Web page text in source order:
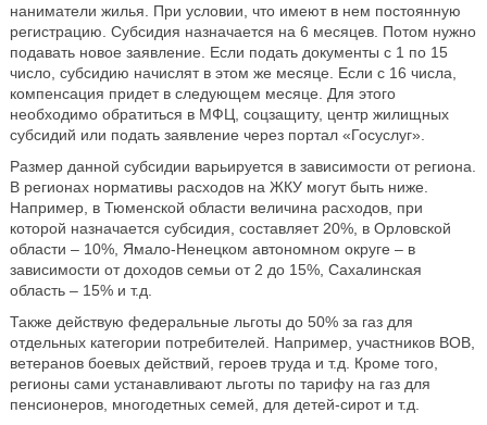
наниматели жилья. При условии, что имеют в нем постоянную
регистрацию. Субсидия назначается на 6 месяцев. Потом нужно
подавать новое заявление. Если подать документы с 1 по 15
число, субсидию начислят в этом же месяце. Если с 16 числа,
компенсация придет в следующем месяце. Для этого
необходимо обратиться в МФЦ, соцзащиту, центр жилищных
субсидий или подать заявление через портал «Госуслуг».
Размер данной субсидии варьируется в зависимости от региона.
В регионах нормативы расходов на ЖКУ могут быть ниже.
Например, в Тюменской области величина расходов, при
которой назначается субсидия, составляет 20%, в Орловской
области – 10%, Ямало-Ненецком автономном округе – в
зависимости от доходов семьи от 2 до 15%, Сахалинская
область – 15% и т.д.
Также действую федеральные льготы до 50% за газ для
отдельных категории потребителей. Например, участников ВОВ,
ветеранов боевых действий, героев труда и т.д. Кроме того,
регионы сами устанавливают льготы по тарифу на газ для
пенсионеров, многодетных семей, для детей-сирот и т.д.